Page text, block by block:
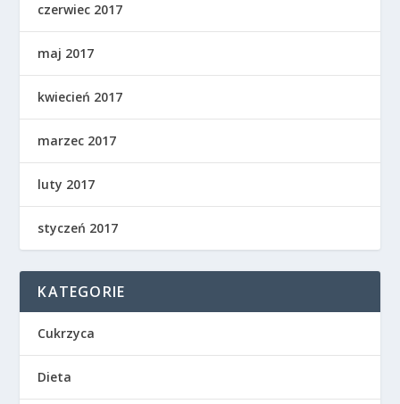
czerwiec 2017
maj 2017
kwiecień 2017
marzec 2017
luty 2017
styczeń 2017
KATEGORIE
Cukrzyca
Dieta